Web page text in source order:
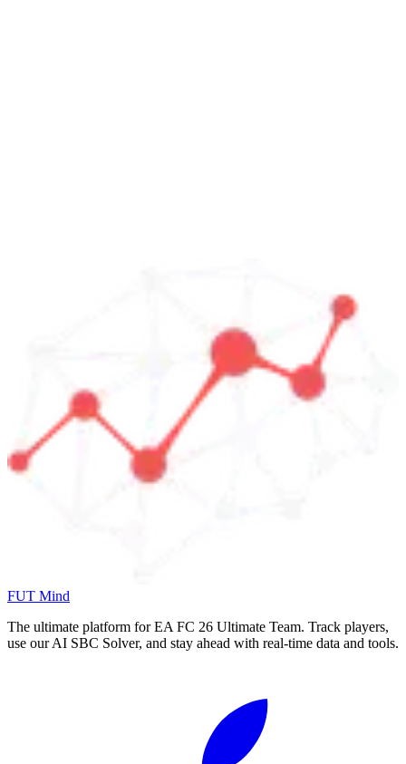
FUT Mind
The ultimate platform for EA FC 26 Ultimate Team. Track players,
use our AI SBC Solver, and stay ahead with real-time data and tools.